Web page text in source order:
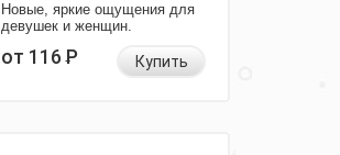
Новые, яркие ощущения для
девушек и женщин.
от 116Р Купить